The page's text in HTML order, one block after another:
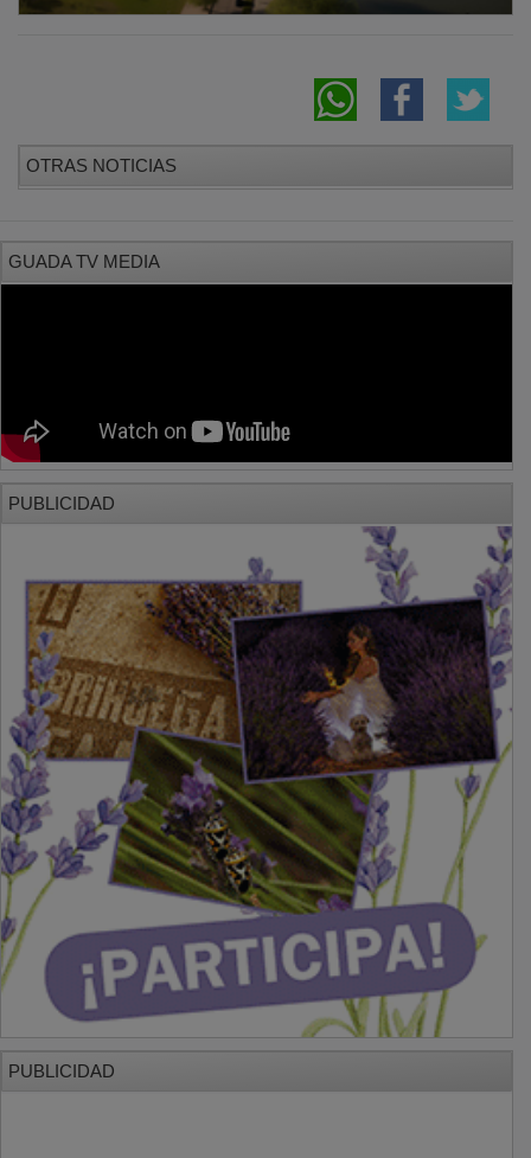
OTRAS NOTICIAS
GUADA TV MEDIA
PUBLICIDAD
PUBLICIDAD